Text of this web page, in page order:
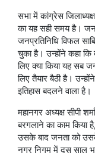
सभा में कांग्रेस
का यह सही समय है।
जनप्रतिनिधि विफल
चुका है। उन्होंने कहा
लिए क्या किया यह सब
लिए तैयार बैठी है।
इतिहास बदलने वाला है।
महानगर अध्यक्ष सीपी
बरगलाने का काम किया
उसके बाद जनता को
नगर निगम में दस साल